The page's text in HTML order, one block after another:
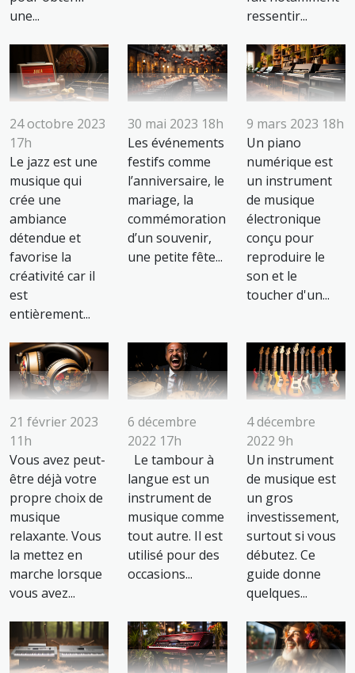
une...
ressentir...
24 octobre 2023
17h
Le jazz est une
musique qui
crée une
ambiance
détendue et
favorise la
créativité car il
est
entièrement...
30 mai 2023 18h
Les événements
festifs comme
l’anniversaire, le
mariage, la
commémoration
d’un souvenir,
une petite fête...
9 mars 2023 18h
Un piano
numérique est
un instrument
de musique
électronique
conçu pour
reproduire le
son et le
toucher d'un...
21 février 2023
11h
Vous avez peut-
être déjà votre
propre choix de
musique
relaxante. Vous
la mettez en
marche lorsque
vous avez...
6 décembre
2022 17h
Le tambour à
langue est un
instrument de
musique comme
tout autre. Il est
utilisé pour des
occasions...
4 décembre
2022 9h
Un instrument
de musique est
un gros
investissement,
surtout si vous
débutez. Ce
guide donne
quelques...